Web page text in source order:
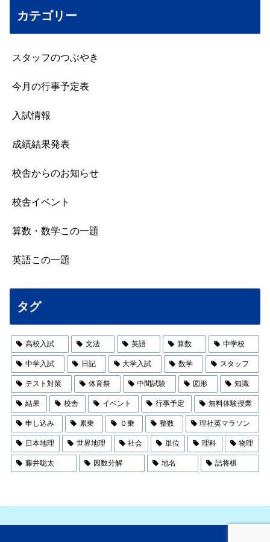
カテゴリー
スタッフのつぶやき
今月の行事予定表
入試情報
成績結果発表
校舎からのお知らせ
校舎イベント
算数・数学この一題
英語この一題
タグ
高校入試 文法 英語 算数 中学校
中学入試 日記 大学入試 数学 スタッフ
テスト対策 体育祭 中間試験 図形 知識
結果 校舎 イベント 行事予定 無料体験授業
申し込み 累乗 ０乗 整数 理社英マラソン
日本地理 世界地理 社会 単位 理科 物理
藤井聡太 因数分解 地名 詰将棋